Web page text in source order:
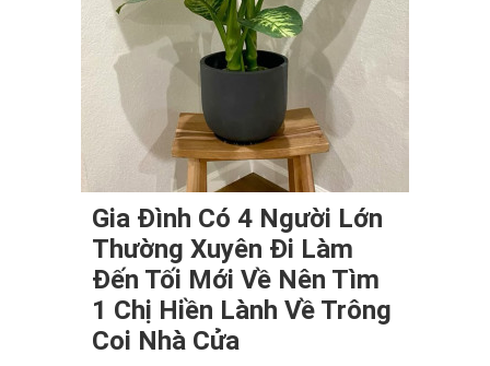
Gia Đình Có 4 Người Lớn
Thường Xuyên Đi Làm
Đến Tối Mới Về Nên Tìm
1 Chị Hiền Lành Về Trông
Coi Nhà Cửa